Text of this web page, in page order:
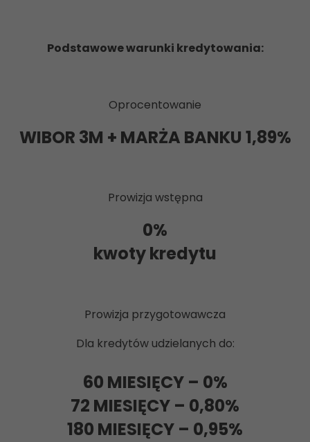
Podstawowe warunki kredytowania:
Oprocentowanie
WIBOR 3M + MARŻA BANKU 1,89%
Prowizja wstępna
0%
kwoty kredytu
Prowizja przygotowawcza
Dla kredytów udzielanych do:
60 MIESIĘCY – 0%
72 MIESIĘCY – 0,80%
180 MIESIĘCY – 0,95%